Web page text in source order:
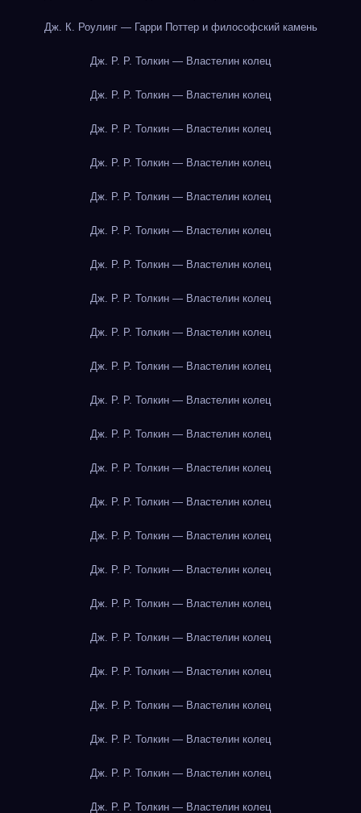
Дж. К. Роулинг — Гарри Поттер и философский камень
Дж. Р. Р. Толкин — Властелин колец
Дж. Р. Р. Толкин — Властелин колец
Дж. Р. Р. Толкин — Властелин колец
Дж. Р. Р. Толкин — Властелин колец
Дж. Р. Р. Толкин — Властелин колец
Дж. Р. Р. Толкин — Властелин колец
Дж. Р. Р. Толкин — Властелин колец
Дж. Р. Р. Толкин — Властелин колец
Дж. Р. Р. Толкин — Властелин колец
Дж. Р. Р. Толкин — Властелин колец
Дж. Р. Р. Толкин — Властелин колец
Дж. Р. Р. Толкин — Властелин колец
Дж. Р. Р. Толкин — Властелин колец
Дж. Р. Р. Толкин — Властелин колец
Дж. Р. Р. Толкин — Властелин колец
Дж. Р. Р. Толкин — Властелин колец
Дж. Р. Р. Толкин — Властелин колец
Дж. Р. Р. Толкин — Властелин колец
Дж. Р. Р. Толкин — Властелин колец
Дж. Р. Р. Толкин — Властелин колец
Дж. Р. Р. Толкин — Властелин колец
Дж. Р. Р. Толкин — Властелин колец
Дж. Р. Р. Толкин — Властелин колец